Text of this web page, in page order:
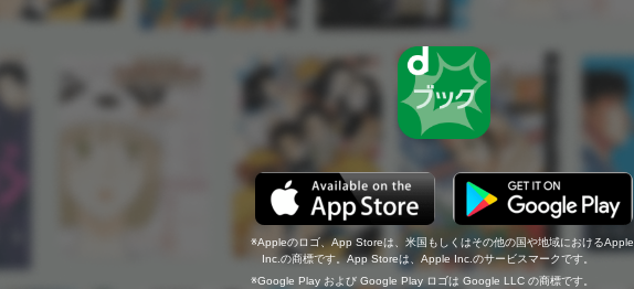
Appleのロゴ、App Storeは、米国もしくはその他の国や地域におけるApple
Inc.の商標です。App Storeは、Apple Inc.のサービスマークです。
Google Play および Google Play ロゴは Google LLC の商標です。